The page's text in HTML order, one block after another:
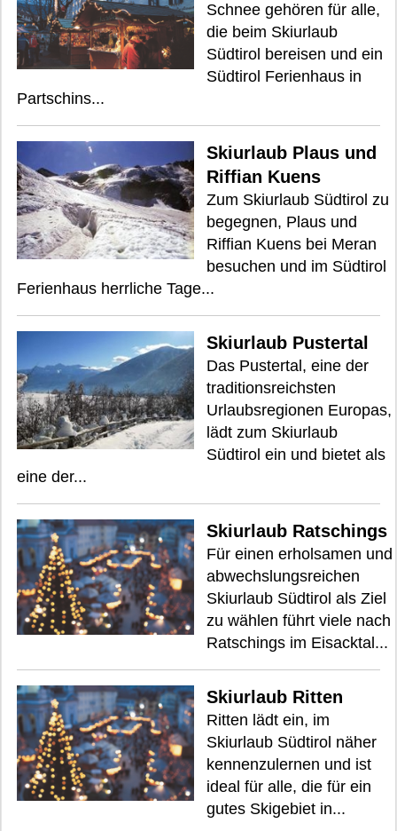
Schnee gehören für alle,
die beim Skiurlaub
Südtirol bereisen und ein
Südtirol Ferienhaus in
Partschins...
Skiurlaub Plaus und
Riffian Kuens
Zum Skiurlaub Südtirol zu
begegnen, Plaus und
Riffian Kuens bei Meran
besuchen und im Südtirol
Ferienhaus herrliche Tage...
Skiurlaub Pustertal
Das Pustertal, eine der
traditionsreichsten
Urlaubsregionen Europas,
lädt zum Skiurlaub
Südtirol ein und bietet als
eine der...
Skiurlaub Ratschings
Für einen erholsamen und
abwechslungsreichen
Skiurlaub Südtirol als Ziel
zu wählen führt viele nach
Ratschings im Eisacktal...
Skiurlaub Ritten
Ritten lädt ein, im
Skiurlaub Südtirol näher
kennenzulernen und ist
ideal für alle, die für ein
gutes Skigebiet in...